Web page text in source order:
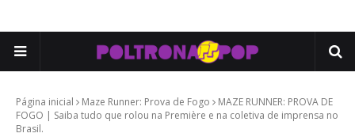
Página inicial Maze Runner: Prova de Fogo
MAZE RUNNER: PROVA DE
FOGO | Saiba tudo que rolou na Première e na coletiva de imprensa no
Brasil.